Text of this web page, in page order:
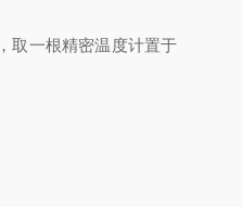
，取一根精密温度计置于